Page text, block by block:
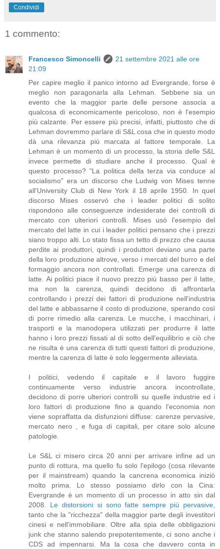
Condividi
1 commento:
Francesco Simoncelli
21 settembre 2021 alle ore
21:09
Per capire meglio il panico intorno ad Evergrande, forse è
meglio non paragonarla alla Lehman. Sebbene sia un
evento che la maggior parte delle persone associa a
qualcosa di economicamente pericoloso, non è l'esempio
più calzante. Per essere più precisi, infatti, piuttosto che di
Lehman dovremmo parlare di S&L cosa che in questo modo
dà una rilevanza più marcata al fattore temporale. La
Lehman è un momento di un processo, la storia delle S&L
invece permette di studiare anche il processo. Qual è
questo processo? "La politica della terza via conduce al
socialismo" era un discorso che Ludwig von Mises tenne
all'University Club di New York il 18 aprile 1950. In quel
discorso Mises osservò che i leader politici di solito
rispondono alle conseguenze indesiderate dei controlli di
mercato con ulteriori controlli. Mises usò l'esempio del
mercato del latte in cui i leader politici pensano che i prezzi
siano troppo alti. Lo stato fissa un tetto di prezzo che causa
perdite ai produttori, quindi i produttori deviano una parte
della loro produzione altrove, verso i mercati del burro e del
formaggio ancora non controllati. Emerge una carenza di
latte. Ai politici piace il nuovo prezzo più basso per il latte,
ma non la carenza, quindi decidono di affrontarla
controllando i prezzi dei fattori di produzione nell'industria
del latte e abbassarne il costo di produzione, sperando così
di porre rimedio alla carenza. Le mucche, i macchinari, i
trasporti e la manodopera utilizzati per produrre il latte
hanno i loro prezzi fissati al di sotto dell'equilibrio e ciò che
ne risulta è una carenza di tutti questi fattori di produzione,
mentre la carenza di latte è solo leggermente alleviata.
I politici, vedendo il capitale e il lavoro fuggire
continuamente verso industrie ancora incontrollate,
decidono di porre ulteriori controlli su quelle industrie ed i
loro fattori di produzione fino a quando l'economia non
viene sopraffatta da disfunzioni diffuse: carenze pervasive,
mercato nero , e fuga di capitali, per citare solo alcune
patologie.
Le S&L ci misero circa 20 anni per arrivare infine ad un
punto di rottura, ma quello fu solo l'epilogo (cosa rilevante
per il mainstream) quando la cancrena economica iniziò
molto prima. Lo stesso possiamo dirlo con la Cina:
Evergrande è un momento di un processo in atto sin dal
2008. Le distorsioni si sono fatte sempre più pervasive,
tanto che la "ricchezza" della maggior parte degli investitori
cinesi e nell'immobiliare. Oltre alla spia delle obbligazioni
junk che stanno salendo prepotentemente, ci sono anche i
CDS ad impennarsi. Ma la cosa che davvero conta in